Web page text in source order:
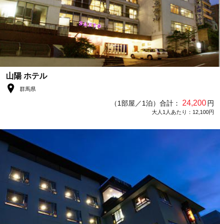
山陽 ホテル
群馬県
（1部屋／1泊）合計： 24,200円
大人1人あたり：12,100円